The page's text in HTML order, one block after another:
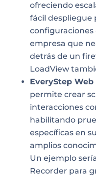
ofreciendo
fácil despliegue
configuraciones
empresa que
detrás de un
LoadView
EveryStep Web
permite crear
interacciones
habilitando
específicas en
amplios
Un ejemplo
Recorder para